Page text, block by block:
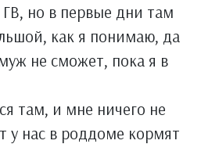
но в первые дни там
как я понимаю, да
не сможет, пока я в
там, и мне ничего не
у нас в роддоме кормят